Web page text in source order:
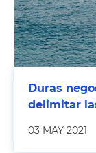
Duras
delimitar
03 MAY 2021